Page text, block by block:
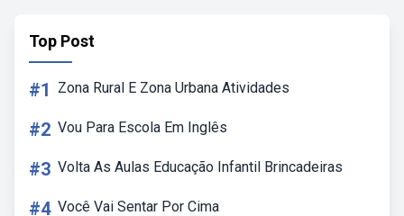
Top Post
#1 Zona Rural E Zona Urbana Atividades
#2 Vou Para Escola Em Inglês
#3 Volta As Aulas Educação Infantil Brincadeiras
#4 Você Vai Sentar Por Cima